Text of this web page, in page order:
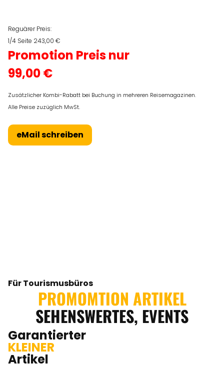
Reguärer Preis:
1/4 Seite 243,00 €
Promotion Preis nur
99,00 €
Zusätzlicher Kombi-Rabatt bei Buchung in mehreren Reisemagazinen.
Alle Preise zuzüglich MwSt.
eMail schreiben
Für Tourismusbüros
PROMOMTION ARTIKEL
SEHENSWERTES, EVENTS
Garantierter
KLEINER
Artikel